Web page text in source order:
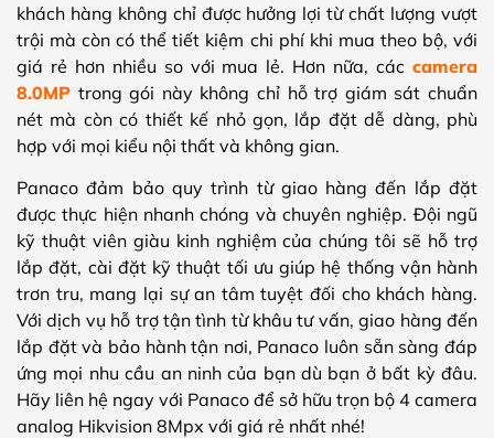
khách hàng không chỉ được hưởng lợi từ chất lượng vượt
trội mà còn có thể tiết kiệm chi phí khi mua theo bộ, với
giá rẻ hơn nhiều so với mua lẻ. Hơn nữa, các camera
8.0MP trong gói này không chỉ hỗ trợ giám sát chuẩn
nét mà còn có thiết kế nhỏ gọn, lắp đặt dễ dàng, phù
hợp với mọi kiểu nội thất và không gian.
Panaco đảm bảo quy trình từ giao hàng đến lắp đặt
được thực hiện nhanh chóng và chuyên nghiệp. Đội ngũ
kỹ thuật viên giàu kinh nghiệm của chúng tôi sẽ hỗ trợ
lắp đặt, cài đặt kỹ thuật tối ưu giúp hệ thống vận hành
trơn tru, mang lại sự an tâm tuyệt đối cho khách hàng.
Với dịch vụ hỗ trợ tận tình từ khâu tư vấn, giao hàng đến
lắp đặt và bảo hành tận nơi, Panaco luôn sẵn sàng đáp
ứng mọi nhu cầu an ninh của bạn dù bạn ở bất kỳ đâu.
Hãy liên hệ ngay với Panaco để sở hữu trọn bộ 4 camera
analog Hikvision 8Mpx với giá rẻ nhất nhé!